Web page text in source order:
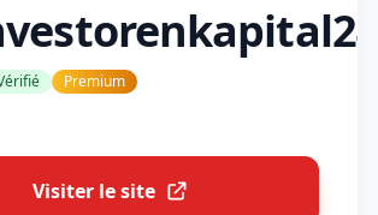
Premium
Visiter le site